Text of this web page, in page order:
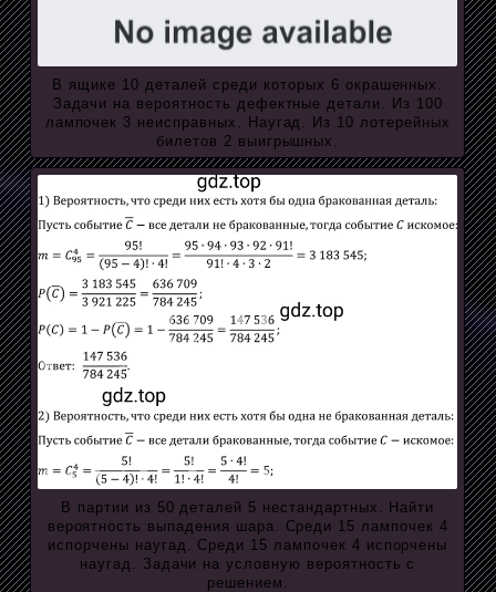
В ящике 10 деталей среди которых 6 окрашенных.
Задачи на вероятность дефектные детали. Из 100
лампочек 3 неисправных. Наугад. Из 10 лотерейных
билетов 2 выигрышных.
В партии из 50 деталей 5 нестандартных. Найти
вероятность выпадения шара. Среди 15 лампочек 4
испорчены наугад. Среди 15 лампочек 4 испорчены
наугад. Задачи на условную вероятность с
решением.